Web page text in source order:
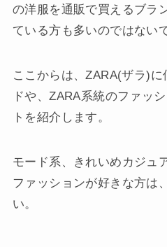
の洋服を通販で買えるブラ
ている方も多いのではない
ここからは、ZARA(ザラ)
ドや、ZARA系統のファッ
トを紹介します。
モード系、きれいめカジュ
ファッションが好きな方は
い。